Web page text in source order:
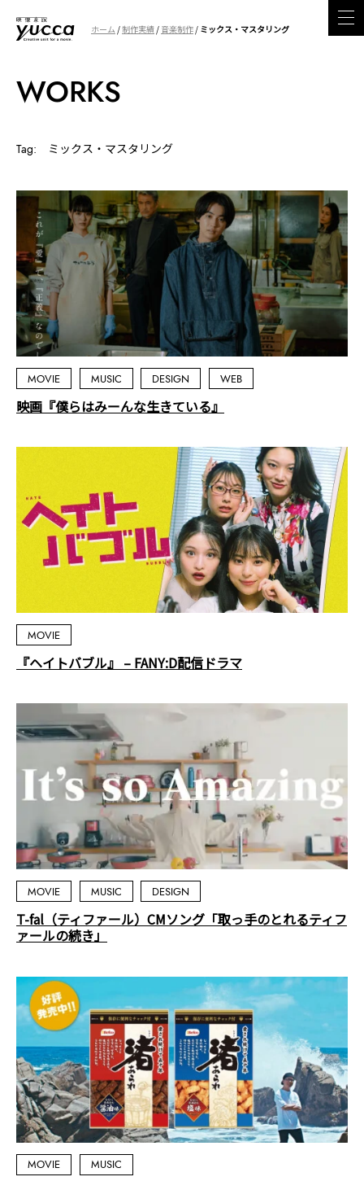
ホーム /制作実績 / 音楽制作 / ミックス・マスタリング
WORKS
Tag: ミックス・マスタリング
MOVIE MUSIC DESIGN WEB
映画『僕らはみーんな生きている』
MOVIE
『ヘイトバブル』 – FANY:D配信ドラマ
MOVIE MUSIC DESIGN
T-fal（ティファール）CMソング「取っ手のとれるティフ
ァールの続き」
MOVIE MUSIC